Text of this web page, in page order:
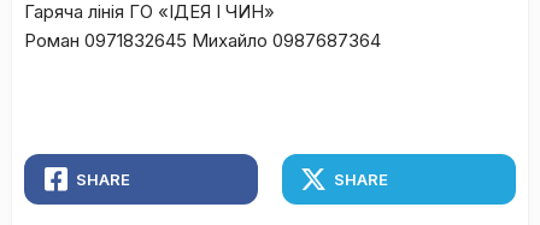
Гаряча лінія ГО «ІДЕЯ І ЧИН»
Роман 0971832645 Михайло 0987687364
SHARE SHARE